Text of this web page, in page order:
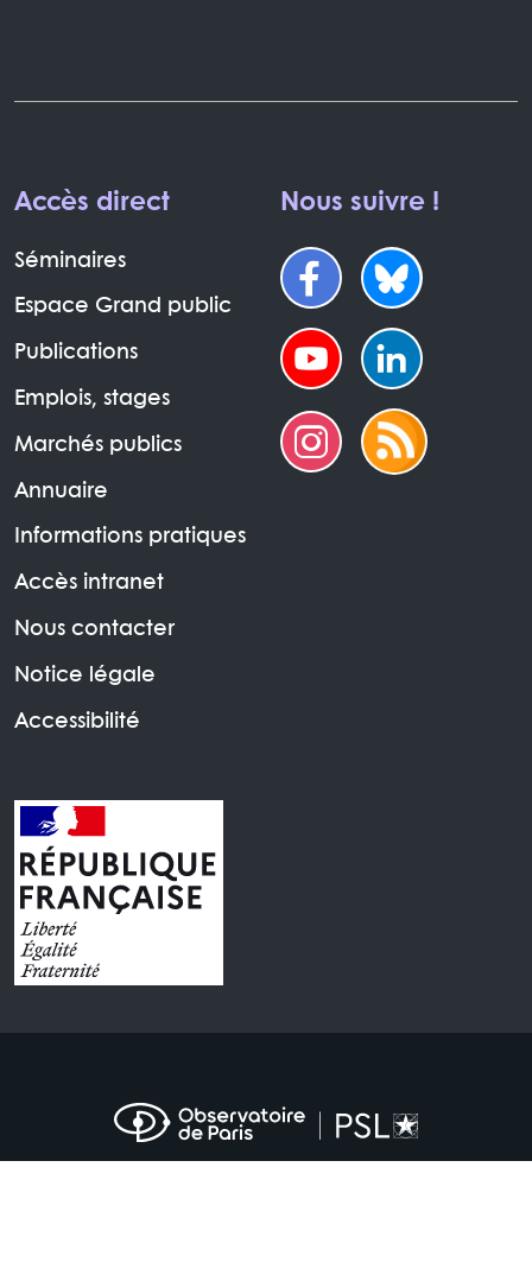
Accès direct
Séminaires
Espace Grand public
Publications
Emplois, stages
Marchés publics
Annuaire
Informations pratiques
Accès intranet
Nous contacter
Notice légale
Accessibilité
Nous suivre !